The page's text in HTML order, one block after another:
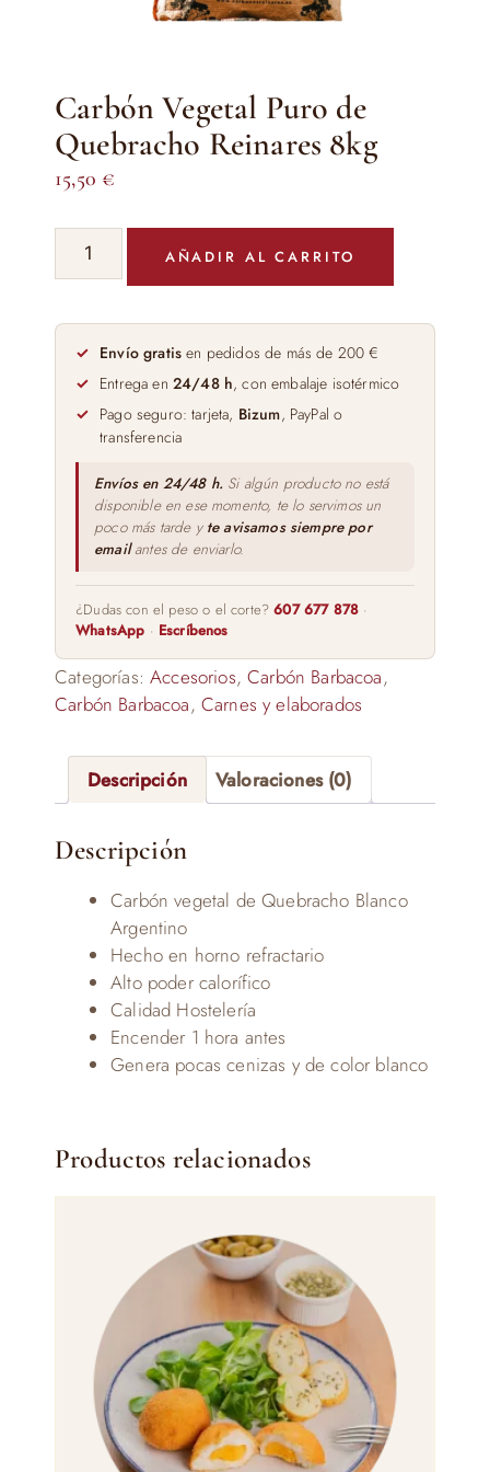
Carbón Vegetal Puro de
Quebracho Reinares 8kg
15,50 €
Carbón
Vegetal
de
Quebracho
Reinares
cantidad
AÑADIR AL CARRITO
Envío gratis en pedidos de más de 200 €
Entrega en 24/48 h, con embalaje isotérmico
Pago seguro: tarjeta, Bizum, PayPal o
transferencia
Envíos en 24/48 h. Si algún producto no está
disponible en ese momento, te lo servimos un
poco más tarde y te avisamos siempre por
emailantes de enviarlo.
¿Dudas con el peso o el corte?607 677 878 ·
WhatsApp · Escríbenos
Categorías:Accesorios,Carbón Barbacoa,
Carbón Barbacoa, Carnes y elaborados
Descripción Valoraciones (0)
Descripción
Carbón vegetal de Quebracho Blanco
Argentino
Hecho en horno refractario
Alto poder calorífico
Calidad Hostelería
Encender 1 hora antes
Genera pocas cenizas y de color blanco
Productos relacionados